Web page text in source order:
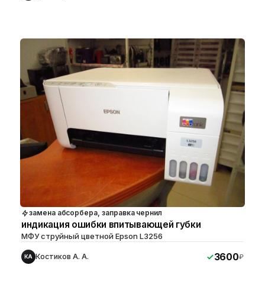
замена абсорбера, заправка чернил
индикация ошибки впитывающей губки
МФУ струйный цветной Epson L3256
КА Костиков А. А. 3600₽